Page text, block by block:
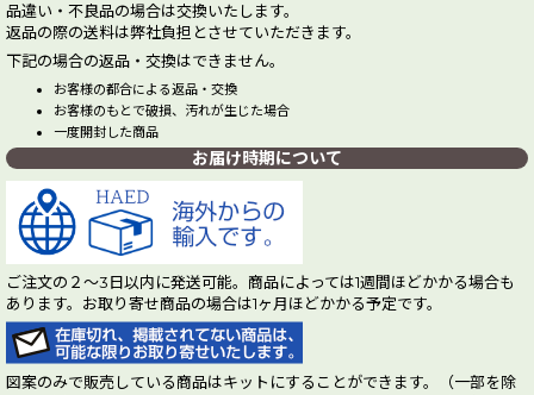
品違い・不良品の場合は交換いたします。
返品の際の送料は弊社負担とさせていただきます。
下記の場合の返品・交換はできません。
お客様の都合による返品・交換
お客様のもとで破損、汚れが生じた場合
一度開封した商品
お届け時期について
ご注文の２～3日以内に発送可能。商品によっては1週間ほどかかる場合も
あります。お取り寄せ商品の場合は1ヶ月ほどかかる予定です。
図案のみで販売している商品はキットにすることができます。（一部を除